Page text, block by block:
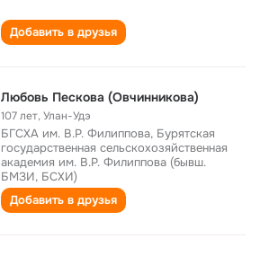
Добавить в друзья
Любовь Пескова (Овчинникова)
107 лет,Улан-Удэ
БГСХА им. В.Р. Филиппова, Бурятская
государственная сельскохозяйственная
академия им. В.Р. Филиппова (бывш.
БМЗИ, БСХИ)
Добавить в друзья